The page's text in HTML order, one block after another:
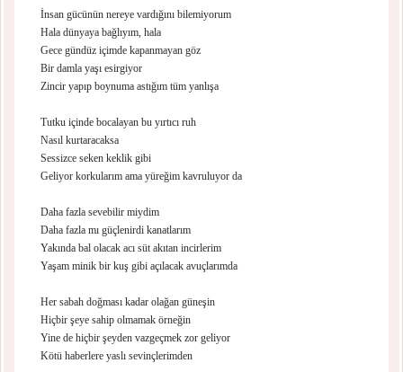
İnsan gücünün nereye vardığını bilemiyorum
Hala dünyaya bağlıyım, hala
Gece gündüz içimde kapanmayan göz
Bir damla yaşı esirgiyor
Zincir yapıp boynuma astığım tüm yanlışa
Tutku içinde bocalayan bu yırtıcı ruh
Nasıl kurtaracaksa
Sessizce seken keklik gibi
Geliyor korkularım ama yüreğim kavruluyor da
Daha fazla sevebilir miydim
Daha fazla mı güçlenirdi kanatlarım
Yakında bal olacak acı süt akıtan incirlerim
Yaşam minik bir kuş gibi açılacak avuçlarımda
Her sabah doğması kadar olağan güneşin
Hiçbir şeye sahip olmamak örneğin
Yine de hiçbir şeyden vazgeçmek zor geliyor
Kötü haberlere yaslı sevinçlerimden